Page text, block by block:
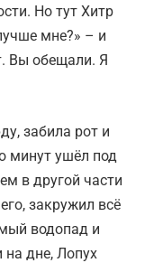
Но тут Хитр
мне?» – и
Вы обещали. Я
забила рот и
минут ушёл под
в другой части
закружил всё
водопад и
на дне, Лопух